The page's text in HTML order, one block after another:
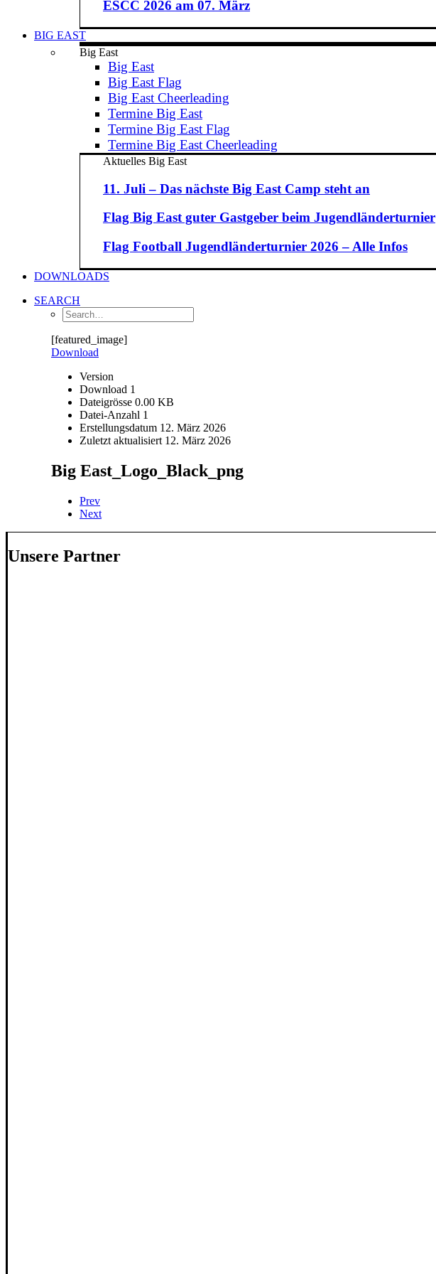
ESCC 2026 am 07. März
BIG EAST
Big East
Big East
Big East Flag
Big East Cheerleading
Termine Big East
Termine Big East Flag
Termine Big East Cheerleading
Aktuelles Big East
11. Juli – Das nächste Big East Camp steht an
Flag Big East guter Gastgeber beim Jugendländerturnier
Flag Football Jugendländerturnier 2026 – Alle Infos
DOWNLOADS
SEARCH
[featured_image]
Download
Version
Download 1
Dateigrösse 0.00 KB
Datei-Anzahl 1
Erstellungsdatum 12. März 2026
Zuletzt aktualisiert 12. März 2026
Big East_Logo_Black_png
Prev
Next
Unsere Partner